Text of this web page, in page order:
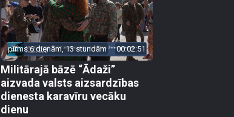
pirms 6 dienām, 13 stundām 00:02:51
Militārajā bāzē “Ādaži”
aizvada valsts aizsardzības
dienesta karavīru vecāku
dienu